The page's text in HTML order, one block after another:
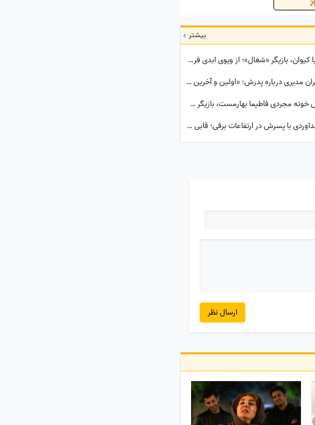
بیشتر
نگاهی به پنت‌هاوس لوکس ایلیا کیوان، بازیگر «شغال»؛ از ویوی ابدی فرشته تا بولداگ دوست‌داشتنی و دکوراسیون چشم‌نواز
ابراز احساسات متفاوت دختر مهران مدیری درباره پدرش؛ «اولین و آخرین عشق زندگی من بابامه» + ویدئو
نگاهی به چیدمان شیک و لوکس خونه مجردی فاطیما بهارمست، بازیگر سریال «صفا با خانواده» / از مبلمان کلاسیک و پرده‌های اعیانی تا کتاب‌خونه و ...
خوش‌گذرانی زمستانی سپیده خداوردی با پسرش در ارتفاعات برفی؛ قابی پر از آرامش در دل طبیعت
ارسال نظر